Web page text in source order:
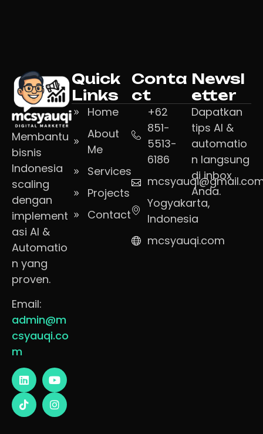
Membantu
bisnis
Indonesia
scaling
dengan
implement
asi AI &
Automatio
n yang
proven.
Email:
admin@m
csyauqi.co
m
Quick
Links
Home
About
Me
Services
Projects
Contact
Conta
ct
+62
851-
5513-
6186
Yogyakarta,
Indonesia
mcsyauqi.com
Newsl
etter
Dapatkan
tips AI &
automatio
n langsung
di inbox
Anda.